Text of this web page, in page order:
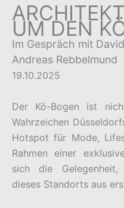
UM DEN
Im Gespräch mit
Andreas Rebbelmund
19.10.2025
Der Kö-Bogen ist
Wahrzeichen
Hotspot für Mode,
Rahmen einer
sich die
dieses Standorts aus